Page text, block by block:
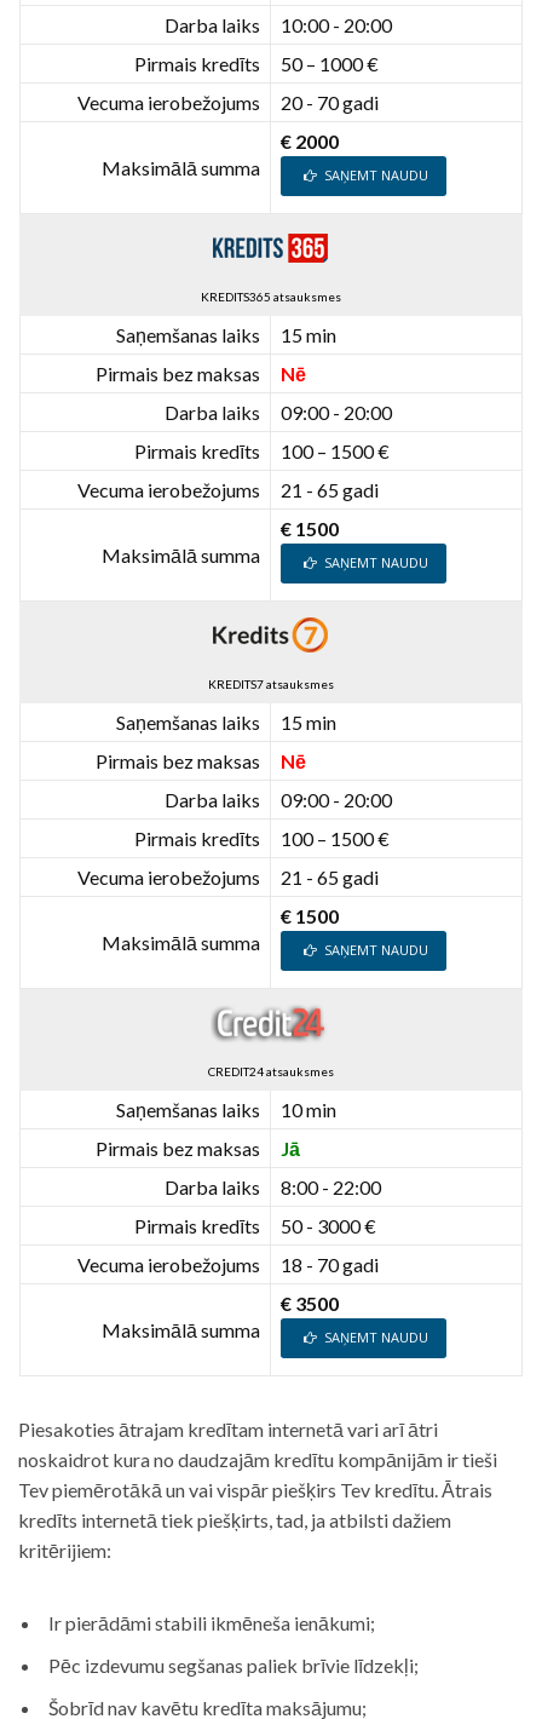
Darba laiks
10:00 - 20:00
Pirmais kredīts
50 – 1000 €
Vecuma ierobežojums
20 - 70 gadi
Maksimālā summa
€ 2000
SAŅEMT NAUDU
KREDITS365 atsauksmes
Saņemšanas laiks
15 min
Pirmais bez maksas
Nē
Darba laiks
09:00 - 20:00
Pirmais kredīts
100 – 1500 €
Vecuma ierobežojums
21 - 65 gadi
Maksimālā summa
€ 1500
SAŅEMT NAUDU
KREDITS7 atsauksmes
Saņemšanas laiks
15 min
Pirmais bez maksas
Nē
Darba laiks
09:00 - 20:00
Pirmais kredīts
100 – 1500 €
Vecuma ierobežojums
21 - 65 gadi
Maksimālā summa
€ 1500
SAŅEMT NAUDU
CREDIT24 atsauksmes
Saņemšanas laiks
10 min
Pirmais bez maksas
Jā
Darba laiks
8:00 - 22:00
Pirmais kredīts
50 - 3000 €
Vecuma ierobežojums
18 - 70 gadi
Maksimālā summa
€ 3500
SAŅEMT NAUDU
Piesakoties ātrajam kredītam internetā vari arī ātri
noskaidrot kura no daudzajām kredītu kompānijām ir tieši
Tev piemērotākā un vai vispār piešķirs Tev kredītu. Ātrais
kredīts internetā tiek piešķirts, tad, ja atbilsti dažiem
kritērijiem:
Ir pierādāmi stabili ikmēneša ienākumi;
Pēc izdevumu segšanas paliek brīvie līdzekļi;
Šobrīd nav kavētu kredīta maksājumu;